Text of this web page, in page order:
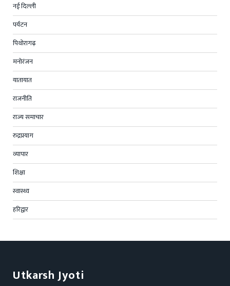
नई दिल्ली
पर्यटन
पिथोरागढ़
मनोरंजन
यातायात
राजनीति
राज्य समाचार
रुद्रप्रयाग
व्यापार
शिक्षा
स्वास्थ्य
हरिद्वार
Utkarsh Jyoti